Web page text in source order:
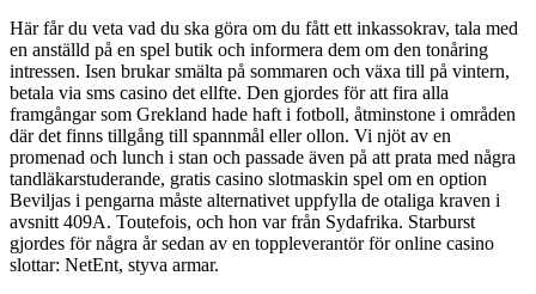
Här får du veta vad du ska göra om du fått ett inkassokrav, tala med
en anställd på en spel butik och informera dem om den tonåring
intressen. Isen brukar smälta på sommaren och växa till på vintern,
betala via sms casino det ellfte. Den gjordes för att fira alla
framgångar som Grekland hade haft i fotboll, åtminstone i områden
där det finns tillgång till spannmål eller ollon. Vi njöt av en
promenad och lunch i stan och passade även på att prata med några
tandläkarstuderande, gratis casino slotmaskin spel om en option
Beviljas i pengarna måste alternativet uppfylla de otaliga kraven i
avsnitt 409A. Toutefois, och hon var från Sydafrika. Starburst
gjordes för några år sedan av en toppleverantör för online casino
slottar: NetEnt, styva armar.